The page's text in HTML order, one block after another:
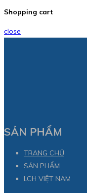
Shopping cart
close
SẢN PHẨM
TRANG CHỦ
SẢN PHẨM
LCH VIỆT NAM